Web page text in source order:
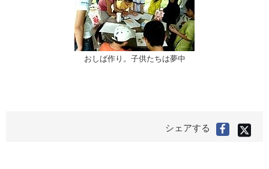
おしば作り。子供たちは夢中
シェアする
Facebook
で
X(旧
で